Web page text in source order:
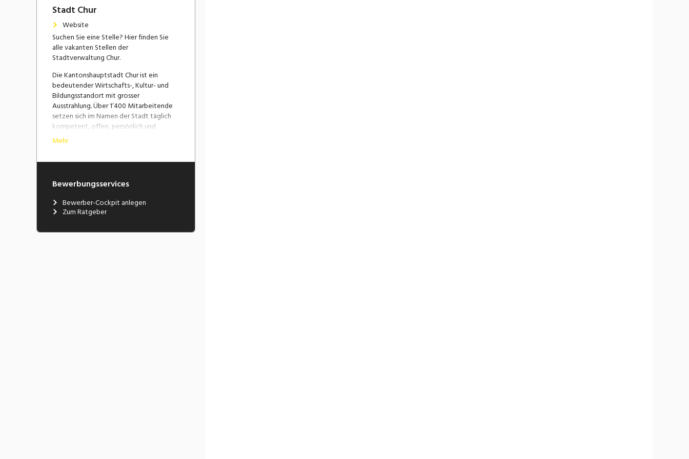
Stadt Chur
Website
Suchen Sie eine Stelle? Hier finden Sie
alle vakanten Stellen der
Stadtverwaltung Chur.
Die Kantonshauptstadt Chur ist ein
bedeutender Wirtschafts-, Kultur- und
Bildungsstandort mit grosser
Ausstrahlung. Über 1‘400 Mitarbeitende
setzen sich im Namen der Stadt täglich
kompetent, offen, persönlich und
flexibel für die Bedürfnisse ihrer Kunden
ein.
Haben Sie Interesse? Prüfen Sie unsere
Wir freuen uns auf Ihre Bewerbung!
Mehr
Bewerbungsservices
Bewerber-Cockpit anlegen
Zum Ratgeber